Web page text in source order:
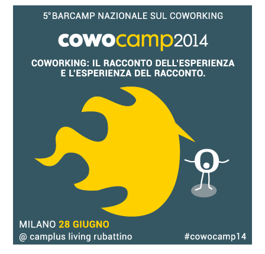
EN